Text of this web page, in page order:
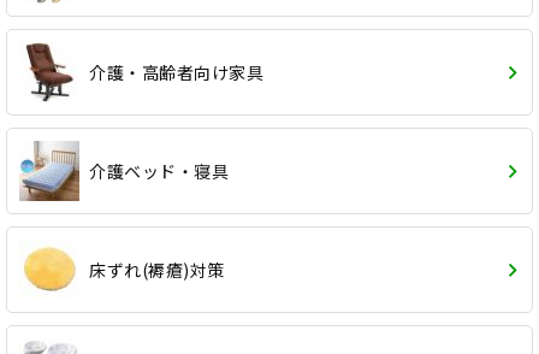
介護・高齢者向け家具
介護ベッド・寝具
床ずれ(褥瘡)対策